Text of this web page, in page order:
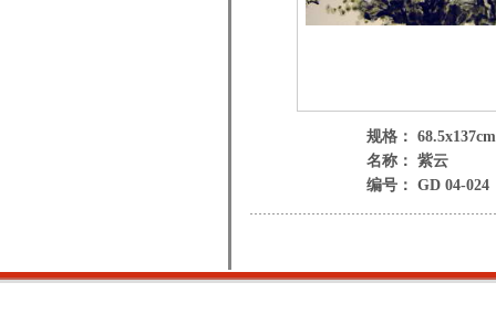
规格： 68.5x137cm
名称： 紫云
编号： GD 04-024